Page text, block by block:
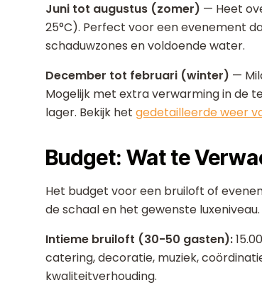
Juni tot augustus (zomer) — Heet
25°C). Perfect voor een evenement
schaduwzones en voldoende water.
December tot februari (winter) —
Mogelijk met extra verwarming in de
lager. Bekijk het gedetailleerde weer
Budget: Wat te
Het budget voor een bruiloft of
de schaal en het gewenste
Intieme bruiloft (30-50 gasten):
catering, decoratie, muziek,
kwaliteitverhouding.